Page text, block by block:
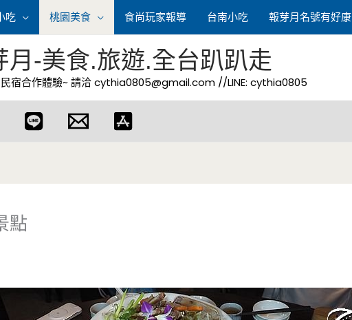
吃 桃園美食 食尚玩家報導 台南小吃 報芽月名號有好康
月-美食.旅遊.全台趴趴走
宿合作體驗~ 請洽cythia0805@gmail.com //LINE: cythia0805
點